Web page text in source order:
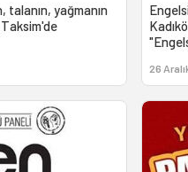
talanın, yağmanın
26